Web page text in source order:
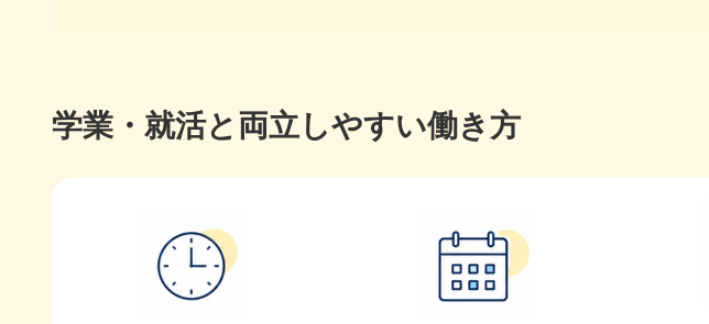
学業・就活と両立しやすい働き方